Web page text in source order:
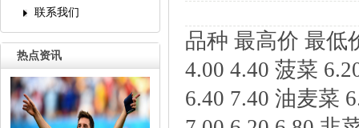
联系我们
热点资讯
品种最高价最低
4.004.40菠菜
6.407.40油麦菜